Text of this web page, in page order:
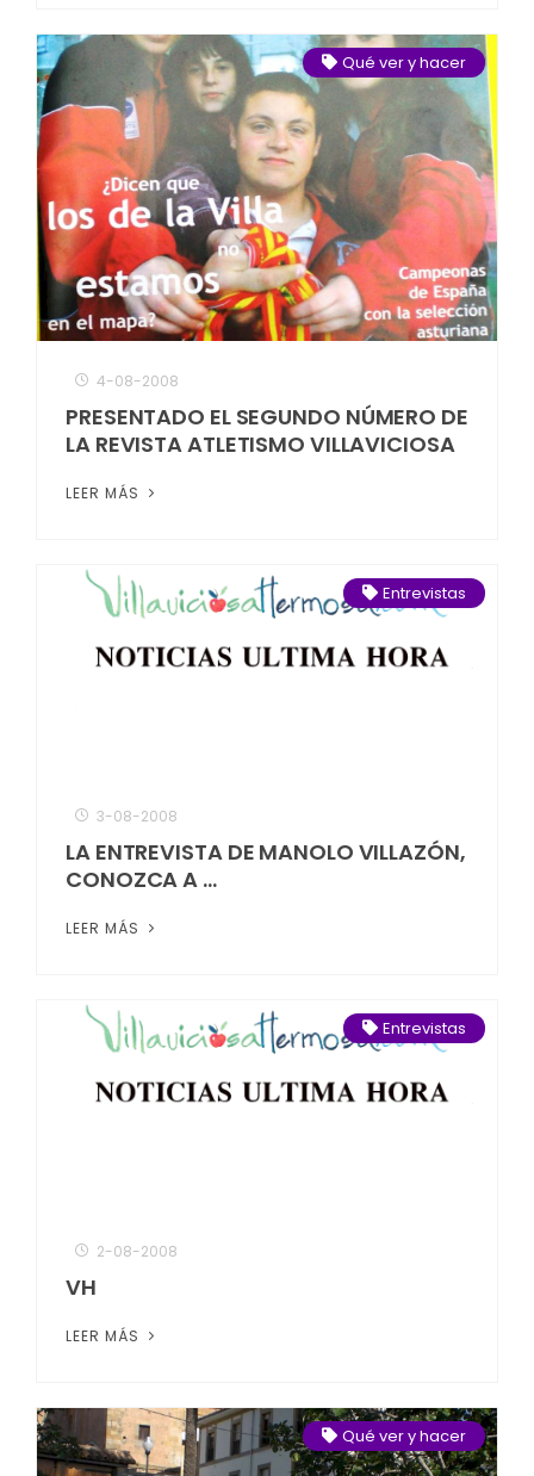
Qué ver y hacer
4-08-2008
PRESENTADO EL SEGUNDO NÚMERO DE
LA REVISTA ATLETISMO VILLAVICIOSA
LEER MÁS
Entrevistas
3-08-2008
LA ENTREVISTA DE MANOLO VILLAZÓN,
CONOZCA A ...
LEER MÁS
Entrevistas
2-08-2008
VH
LEER MÁS
Qué ver y hacer